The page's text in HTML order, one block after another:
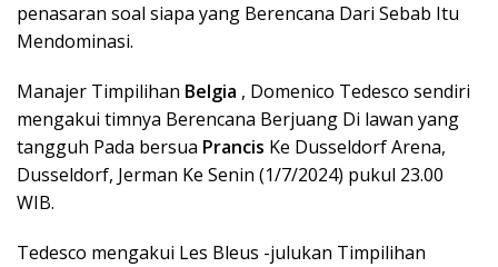
penasaran soal siapa yang Berencana Dari Sebab Itu
Mendominasi.
Manajer Timpilihan Belgia , Domenico Tedesco sendiri
mengakui timnya Berencana Berjuang Di lawan yang
tangguh Pada bersua Prancis Ke Dusseldorf Arena,
Dusseldorf, Jerman Ke Senin (1/7/2024) pukul 23.00
WIB.
Tedesco mengakui Les Bleus -julukan Timpilihan